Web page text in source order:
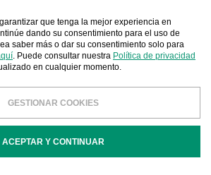
por sus recursos limitados y por las
de hecho, no es posible imaginar un futuro
sostenible.
prácticas sostenibles en todas las fases
con el objetivo de minimizar el impacto
que tenga la mejor experiencia en
dando su consentimiento para el uso de
saber más o dar su consentimiento solo para
. Puede consultar nuestra Política de privacidad
en cualquier momento.
GESTIONAR COOKIES
ACEPTAR Y CONTINUAR